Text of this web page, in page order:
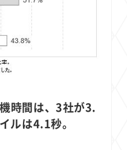
時間は、3社が3.
ルは4.1秒。